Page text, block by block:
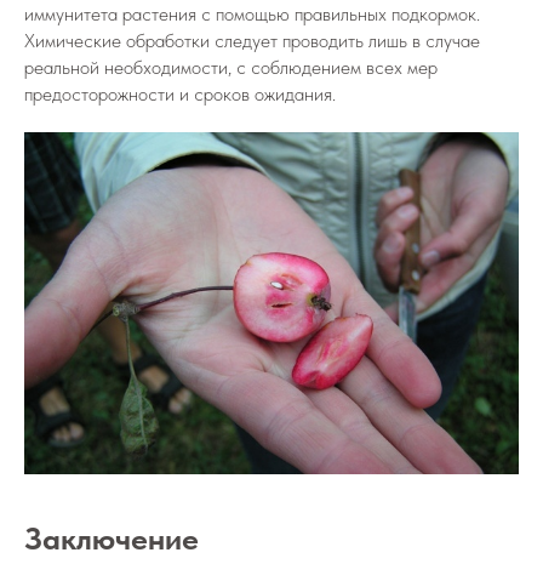
иммунитета растения с помощью правильных подкормок.
Химические обработки следует проводить лишь в случае
реальной необходимости, с соблюдением всех мер
предосторожности и сроков ожидания.
Заключение